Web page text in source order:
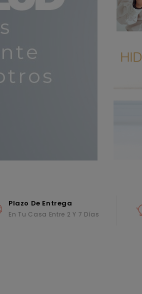
Plazo De Entrega
En Tu Casa Entre 2 Y 7 Días